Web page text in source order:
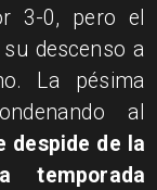
3-0, pero el
descenso a
La pésima
al
despide de la
temporada